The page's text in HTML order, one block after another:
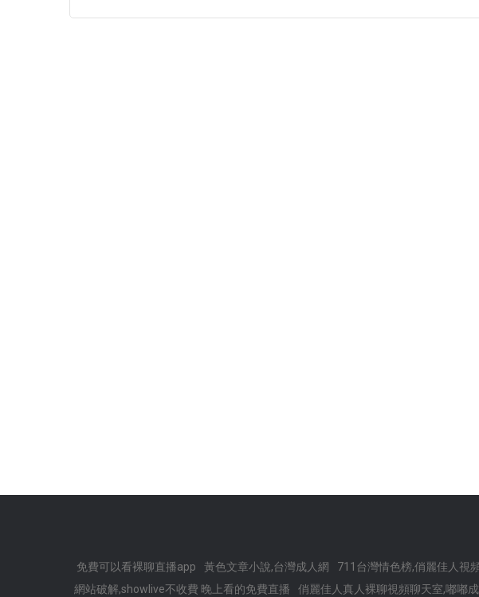
免費可以看裸聊直播app 黃色文章小說,台灣成人網 711台灣情色榜,俏麗佳人視
網站破解,showlive不收費 晚上看的免費直播
俏麗佳人真人裸聊視頻聊天室,嘟嘟